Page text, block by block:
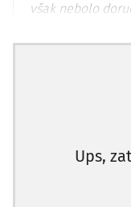
však nebolo
platným právom?
daňovému
Ups,